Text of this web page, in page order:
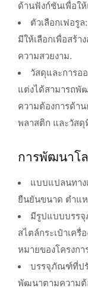
ด้านฟังก์ชันเพื่อใ
ตัวเลือกเฟอรู
มีให้เลือกเพื่อสร้
ความสวยงาม.
วัสดุและการอ
แต่งได้สามารถพั
ความต้องการด้า
พลาสติก และวัสดุ
การพัฒนาโ
แบบแปลนทาง
ยืนยันขนาด ตำแ
มีรูปแบบบรร
สไตล์กระเป๋าเครื่
หมายของโครงกา
บรรจุภัณฑ์ที่ปรั
พัฒนาตามความต้